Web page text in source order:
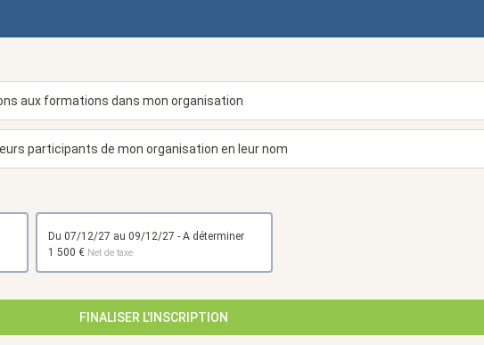
du 07/12/27 au 09/12/27 - A déterminer
1 500 € Net de taxe
FINALISER L'INSCRIPTION